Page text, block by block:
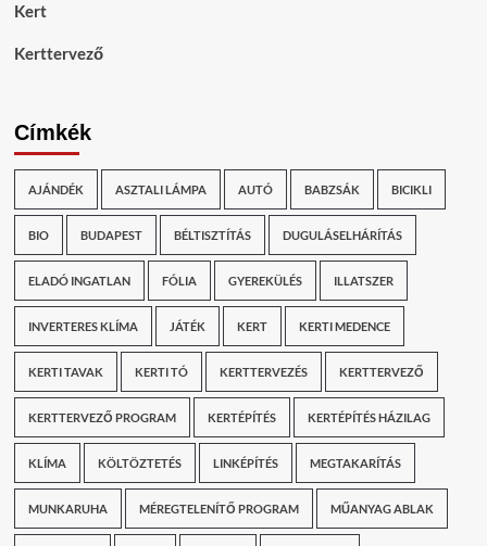
Kert
Kerttervező
Címkék
AJÁNDÉK ASZTALI LÁMPA AUTÓ BABZSÁK BICIKLI
BIO BUDAPEST BÉLTISZTÍTÁS DUGULÁSELHÁRÍTÁS
ELADÓ INGATLAN FÓLIA GYEREKÜLÉS ILLATSZER
INVERTERES KLÍMA JÁTÉK KERT KERTI MEDENCE
KERTI TAVAK KERTI TÓ KERTTERVEZÉS KERTTERVEZŐ
KERTTERVEZŐ PROGRAM KERTÉPÍTÉS KERTÉPÍTÉS HÁZILAG
KLÍMA KÖLTÖZTETÉS LINKÉPÍTÉS MEGTAKARÍTÁS
MUNKARUHA MÉREGTELENÍTŐ PROGRAM MŰANYAG ABLAK